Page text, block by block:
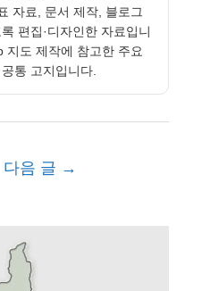
자료, 문서 제작, 블로그
편집·디자인한 자료입니
지도 제작에 참고한 주요
통 고지입니다.
다음 글 →